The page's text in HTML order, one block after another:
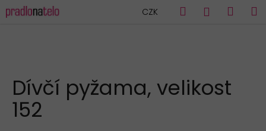
na
CZK Hledat
Dívčí pyžama, velikost
152
K
o
o
p
o